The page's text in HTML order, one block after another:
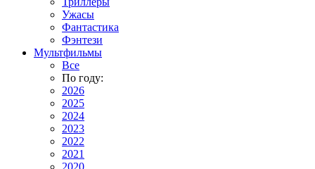
Ужасы
Фантастика
Фэнтези
Мультфильмы
Все
По году:
2026
2025
2024
2023
2022
2021
2020